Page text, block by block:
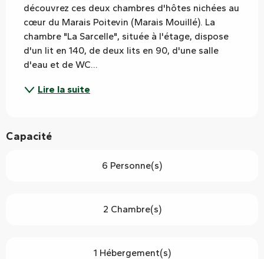
découvrez ces deux chambres d'hôtes nichées au
cœur du Marais Poitevin (Marais Mouillé). La
chambre "La Sarcelle", située à l'étage, dispose
d'un lit en 140, de deux lits en 90, d'une salle
d'eau et de WC...
Lire la suite
Capacité
6 Personne(s)
2 Chambre(s)
1 Hébergement(s)